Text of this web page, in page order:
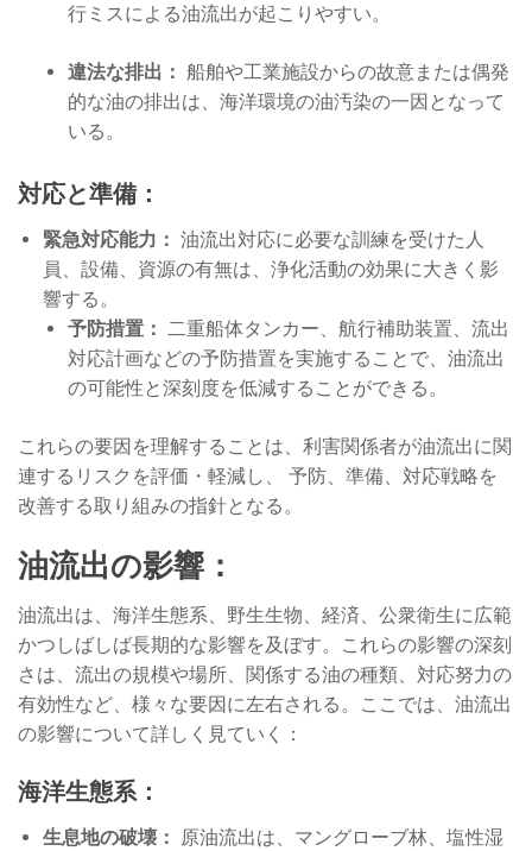
行ミスによる油流出が起こりやすい。
違法な排出： 船舶や工業施設からの故意または偶発
的な油の排出は、海洋環境の油汚染の一因となって
いる。
対応と準備：
緊急対応能力： 油流出対応に必要な訓練を受けた人
員、設備、資源の有無は、浄化活動の効果に大きく影
響する。
予防措置： 二重船体タンカー、航行補助装置、流出
対応計画などの予防措置を実施することで、油流出
の可能性と深刻度を低減することができる。
これらの要因を理解することは、利害関係者が油流出に関
連するリスクを評価・軽減し、 予防、準備、対応戦略を
改善する取り組みの指針となる。
油流出の影響：
油流出は、海洋生態系、野生生物、経済、公衆衛生に広範
かつしばしば長期的な影響を及ぼす。これらの影響の深刻
さは、流出の規模や場所、関係する油の種類、対応努力の
有効性など、様々な要因に左右される。ここでは、油流出
の影響について詳しく見ていく：
海洋生態系：
生息地の破壊： 原油流出は、マングローブ林、塩性湿